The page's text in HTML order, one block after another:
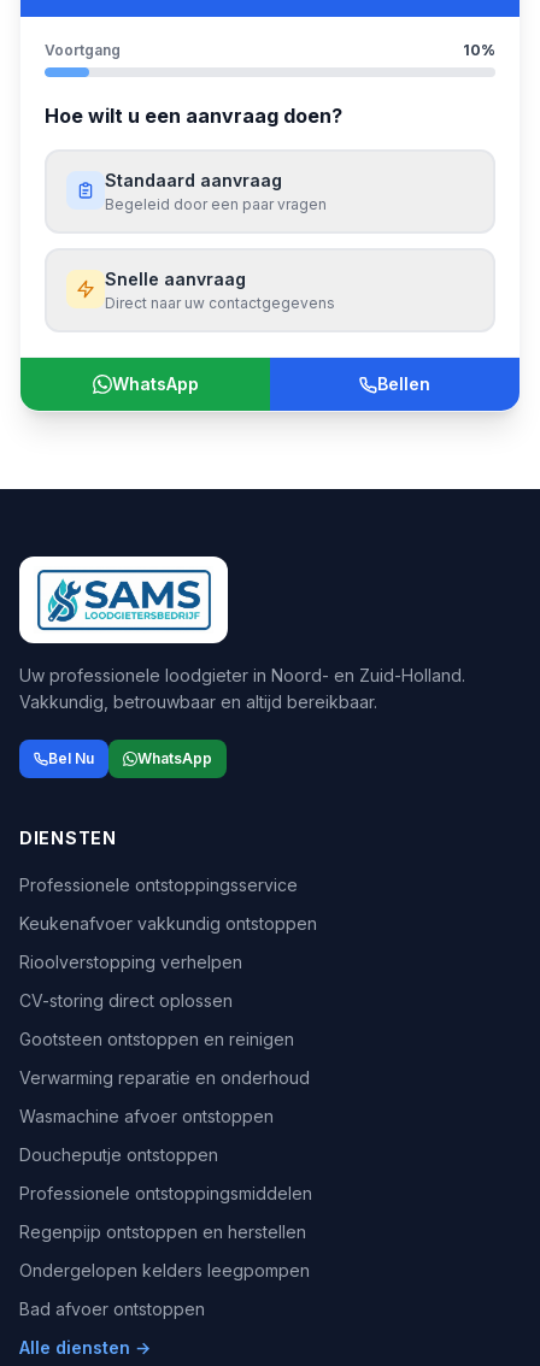
Voortgang 10%
Hoe wilt u een aanvraag doen?
Standaard aanvraag
Begeleid door een paar vragen
Snelle aanvraag
Direct naar uw contactgegevens
WhatsApp Bellen
Uw professionele loodgieter in Noord- en Zuid-Holland.
Vakkundig, betrouwbaar en altijd bereikbaar.
Bel Nu WhatsApp
DIENSTEN
Professionele ontstoppingsservice
Keukenafvoer vakkundig ontstoppen
Rioolverstopping verhelpen
CV-storing direct oplossen
Gootsteen ontstoppen en reinigen
Verwarming reparatie en onderhoud
Wasmachine afvoer ontstoppen
Doucheputje ontstoppen
Professionele ontstoppingsmiddelen
Regenpijp ontstoppen en herstellen
Ondergelopen kelders leegpompen
Bad afvoer ontstoppen
Alle diensten →